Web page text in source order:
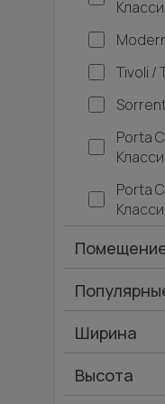
Tivoli /
Porta
Porta
Дача
Ширина
Высота